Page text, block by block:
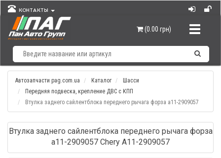
КОНТАКТЫ
(0.00 грн)
Автозапчасти pag.com.ua Каталог
Шасси
Передняя подвеска, крепление ДВС с КПП
Втулка заднего сайлентблока переднего рычага форза а11-2909057
Втулка заднего сайлентблока переднего рычага форза
а11-2909057 Chery A11-2909057